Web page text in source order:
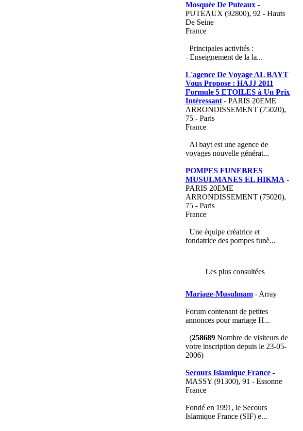
Mosquée De Puteaux-
PUTEAUX (92800), 92 - Hauts
De Seine
France
Principales activités :
- Enseignement de la la...
L'agence De Voyage AL BAYT
Vous Propose : HAJJ 2011
Formule 5 ETOILES à Un Prix
Intéressant- PARIS 20EME
ARRONDISSEMENT (75020),
75 - Paris
France
Al bayt est une agence de
voyages nouvelle générat...
POMPES FUNEBRES
MUSULMANES EL HIKMA -
PARIS 20EME
ARRONDISSEMENT (75020),
75 - Paris
France
Une équipe créatrice et
fondatrice des pompes funè...
Les plus consultées
Mariage-Musulmam- Array
Forum contenant de petites
annonces pour mariage H...
(258689Nombre de visiteurs de
votre inscription depuis le 23-05-
2006)
Secours Islamique France-
MASSY (91300), 91 - Essonne
France
Fondé en 1991, le Secours
Islamique France (SIF) e...